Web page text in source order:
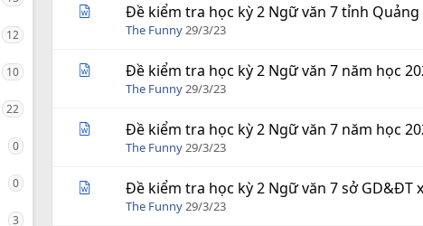
12
10
22
0
0
3
Đề kiểm tra học kỳ 2 Ngữ văn 7 tỉnh
The Funny29/3/23
Đề kiểm tra học kỳ 2 Ngữ văn 7 năm học
The Funny29/3/23
Đề kiểm tra học kỳ 2 Ngữ văn 7 năm học
The Funny29/3/23
Đề kiểm tra học kỳ 2 Ngữ văn 7 sở GD&ĐT
The Funny29/3/23